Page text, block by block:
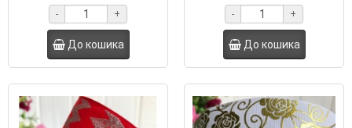
- +
До кошика
- +
До кошика